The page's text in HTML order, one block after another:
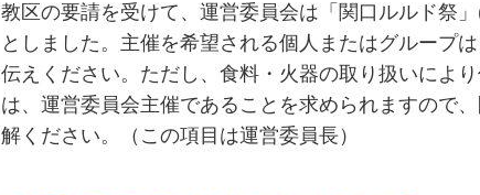
教区の要請を受けて、運営委員会は「関口ルルド祭
としました。主催を希望される個人またはグループ
伝えください。ただし、食料・火器の取り扱いによ
は、運営委員会主催であることを求められますので
解ください。（この項目は運営委員長）